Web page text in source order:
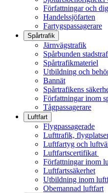
Författningar och
Handelssjöfarten
Fartygspassagerare
Spårtrafik
Järnvägstrafik
Spårbunden
Spårtrafikmateriel
Utbildning och
Bannät
Spårtrafikens
Författningar inom
Tågpassagerare
Luftfart
Flygpassagerade
Lufttrafik,
Luftfartyg och
Luftfartscertifikat
Författningar inom
Luftfartssäkerhet
Utbildning inom
Obemannad luftfart